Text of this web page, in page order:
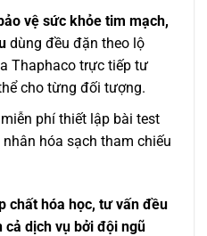
vệ sức khỏe tim mạch,
dùng đều đặn theo lộ
Thaphaco trực tiếp tư
cho từng đối tượng.
phí thiết lập bài test
hóa sạch tham chiếu
chất hóa học, tư vấn đều
cả dịch vụ bởi đội ngũ